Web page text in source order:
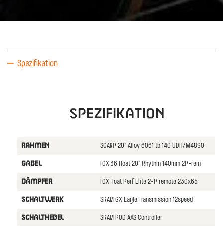
Spezifikation
Spezifikation
RAHMEN SCARP 29" Alloy 6061 tb 140 UDH/M4890
GABEL FOX 36 Float 29" Rhythm 140mm 2P-rem
DäMPFER FOX Float Perf Elite 2-P remote 230x65
SCHALTWERK SRAM GX Eagle Transmission 12speed
SCHALTHEBEL SRAM POD AXS Controller